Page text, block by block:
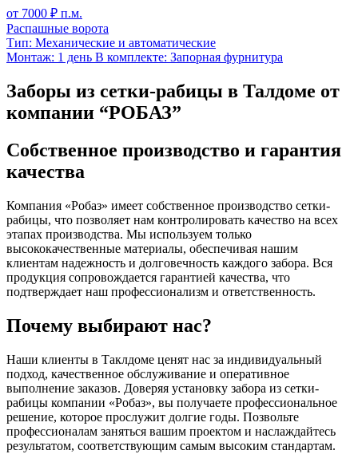
от 7000 ₽ п.м.
Распашные ворота
Тип: Механические и автоматические
Монтаж: 1 день В комплекте: Запорная фурнитура
Заборы из сетки-рабицы в Талдоме от
компании “РОБАЗ”
Собственное производство и гарантия
качества
Компания «Робаз» имеет собственное производство сетки-
рабицы, что позволяет нам контролировать качество на всех
этапах производства. Мы используем только
высококачественные материалы, обеспечивая нашим
клиентам надежность и долговечность каждого забора. Вся
продукция сопровождается гарантией качества, что
подтверждает наш профессионализм и ответственность.
Почему выбирают нас?
Наши клиенты в Таклдоме ценят нас за индивидуальный
подход, качественное обслуживание и оперативное
выполнение заказов. Доверяя установку забора из сетки-
рабицы компании «Робаз», вы получаете профессиональное
решение, которое прослужит долгие годы. Позвольте
профессионалам заняться вашим проектом и наслаждайтесь
результатом, соответствующим самым высоким стандартам.